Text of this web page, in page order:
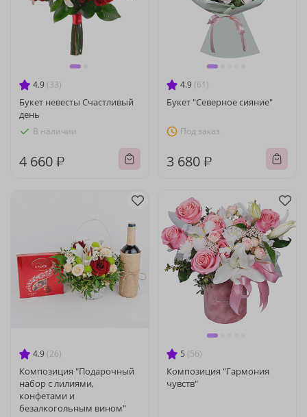
4.9 (33)
Букет невесты Счастливый
день
В наличии
4 660 ₽
4.9 (61)
Букет "Северное сияние"
Под заказ
3 680 ₽
4.9 (26)
Композиция "Подарочный
набор с лилиями,
конфетами и
безалкогольным вином"
5 (56)
Композиция "Гармония
чувств"